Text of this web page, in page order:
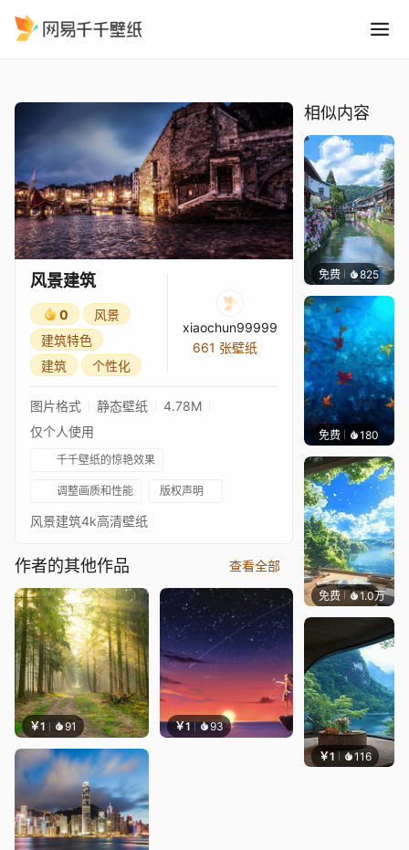
风景建筑
0
风景
建筑特色
建筑
个性化
xiaochun99999
661 张壁纸
图片格式 静态壁纸
4.78M
仅个人使用
千千壁纸的惊艳效果
调整画质和性能 版权声明
风景建筑4k高清壁纸
作者的其他作品 查看全部
￥1 91 ￥1 93
相似内容
免费 825叮叮
免费 180Max
免费 1.0万叮叮
￥1 116叮叮